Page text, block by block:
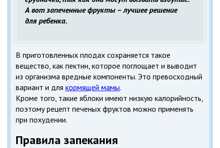
А вот запеченные фрукты – лучшее решение
для ребенка.
В приготовленных плодах сохраняется такое
вещество, как пектин, которое поглощает и выводит
из организма вредные компоненты. Это превосходный
вариант и для кормящей мамы.
Кроме того, такие яблоки имеют низкую калорийность,
поэтому рецепт печеных фруктов можно применять
при похудении.
Правила запекания